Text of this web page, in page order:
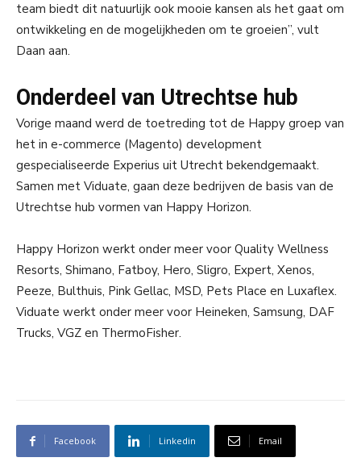
team biedt dit natuurlijk ook mooie kansen als het gaat om
ontwikkeling en de mogelijkheden om te groeien”, vult
Daan aan.
Onderdeel van Utrechtse hub
Vorige maand werd de toetreding tot de Happy groep van
het in e-commerce (Magento) development
gespecialiseerde Experius uit Utrecht bekendgemaakt.
Samen met Viduate, gaan deze bedrijven de basis van de
Utrechtse hub vormen van Happy Horizon.
Happy Horizon werkt onder meer voor Quality Wellness
Resorts, Shimano, Fatboy, Hero, Sligro, Expert, Xenos,
Peeze, Bulthuis, Pink Gellac, MSD, Pets Place en Luxaflex.
Viduate werkt onder meer voor Heineken, Samsung, DAF
Trucks, VGZ en ThermoFisher.
Facebook Linkedin Email